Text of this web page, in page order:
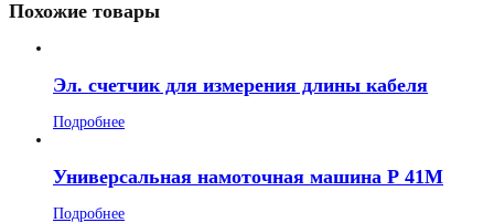
Похожие товары
Эл. счетчик для измерения длины кабеля
Подробнее
Универсальная намоточная машина Р 41M
Подробнее